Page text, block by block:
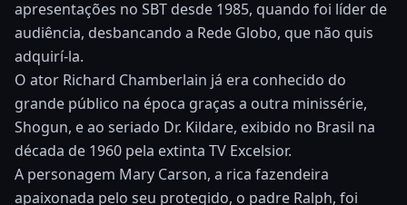
apresentações no SBT desde 1985, quando foi líder de
audiência, desbancando a Rede Globo, que não quis
adquirí-la.
O ator Richard Chamberlain já era conhecido do
grande público na época graças a outra minissérie,
Shogun, e ao seriado Dr. Kildare, exibido no Brasil na
década de 1960 pela extinta TV Excelsior.
A personagem Mary Carson, a rica fazendeira
apaixonada pelo seu protegido, o padre Ralph, foi